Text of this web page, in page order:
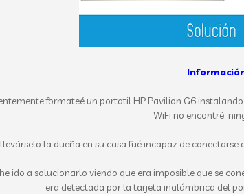
formateé un portatil HP Pavilion G6
WiFi no encontré
la dueña en su casa fué incapaz de conectarse
ido a solucionarlo viendo que era imposible que se
era detectada por la tarjeta inalámbrica del